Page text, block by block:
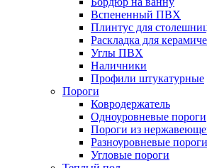
Вспененный ПВХ
Плинтус для
Раскладка для
Углы ПВХ
Наличники
Профили штукатурные
Пороги
Ковродержатель
Одноуровневые пороги
Пороги из
Разноуровневые пороги
Угловые пороги